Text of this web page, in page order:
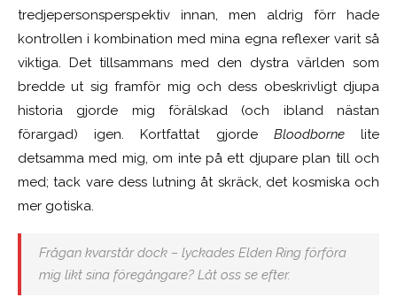
tredjepersonsperspektiv innan, men aldrig förr hade
kontrollen i kombination med mina egna reflexer varit så
viktiga. Det tillsammans med den dystra världen som
bredde ut sig framför mig och dess obeskrivligt djupa
historia gjorde mig förälskad (och ibland nästan
förargad) igen. Kortfattat gjorde Bloodbornelite
detsamma med mig, om inte på ett djupare plan till och
med; tack vare dess lutning åt skräck, det kosmiska och
mer gotiska.
Frågan kvarstår dock – lyckades Elden Ring förföra
mig likt sina föregångare? Låt oss se efter.